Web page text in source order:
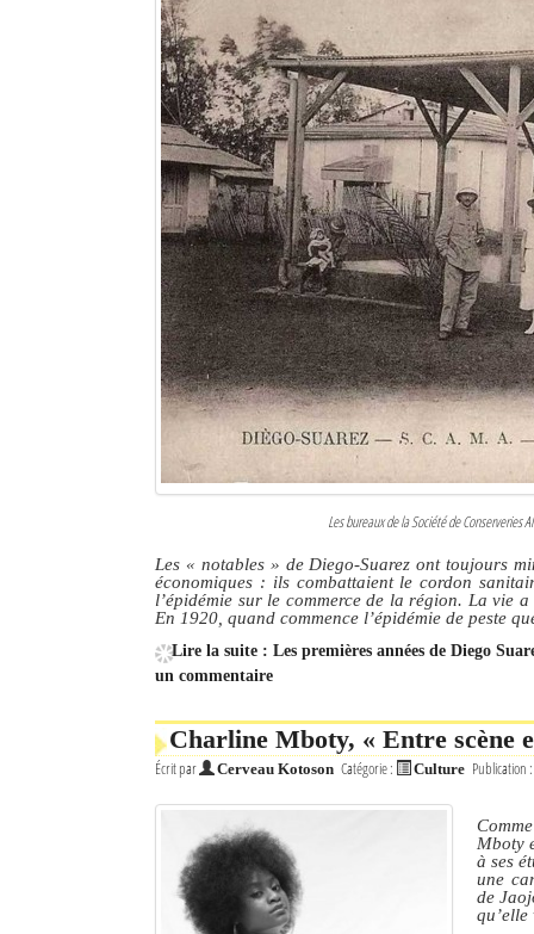
Les bureaux de la Société de Conserveries
Les « notables » de Diego-Suarez ont toujours
économiques : ils combattaient le cordon
l’épidémie sur le commerce de la région. La vie
En 1920, quand commence l’épidémie de peste
Lire la suite : Les premières années de Diego
un commentaire
Charline Mboty, « Entre scène
Écrit par Cerveau Kotoson Catégorie : Culture Publication :
Mboty
à ses
une
de
qu’elle